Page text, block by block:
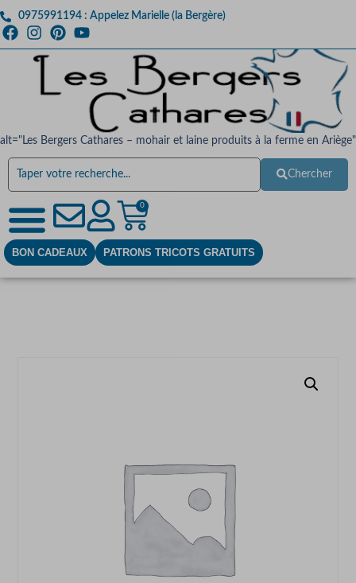
0975991194 : Appelez Marielle (la Bergère)
alt="Les Bergers Cathares – mohair et laine produits à la ferme en Ariège"
Chercher
0
BON CADEAUX PATRONS TRICOTS GRATUITS